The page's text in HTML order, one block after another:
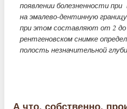
появлении болезненности
на эмалево-дентинную
при этом составляют от 2 до
рентгеновском снимке
полость незначительной
А что, собственно,